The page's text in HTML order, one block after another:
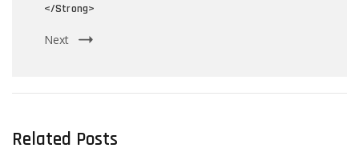
</strong>
Next
Related Posts